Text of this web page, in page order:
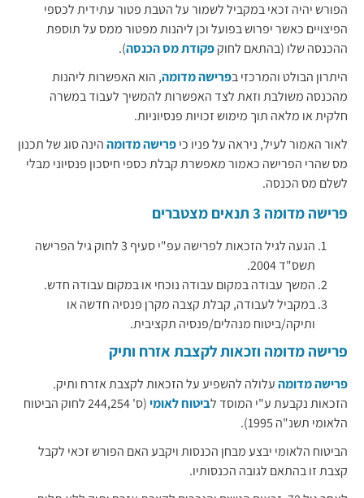
הפורש יהיה זכאי במקביל לשמור על הטבת פטור עתידית לכספי
הפיצויים כאשר יפרוש בפועל וכן ליהנות מפטור ממס על תוספת
ההכנסה שלו (בהתאם לחוקפקודת מס הכנסה).
היתרון הבולט והמרכזי בפרישה מדומה, הוא האפשרות ליהנות
מהכנסה משולבת וזאת לצד האפשרות להמשיך לעבוד במשרה
חלקית או מלאה תוך מימוש זכויות פנסיוניות.
לאור האמור לעיל, ניראה על פניו כיפרישה מדומההינה סוג של תכנון
מס שהרי הפרישה כאמור מאפשרת קבלת כספי חיסכון פנסיוני מבלי
לשלם מס הכנסה.
פרישה מדומה 3 תנאים מצטברים
הגעה לגיל הזכאות לפרישה עפ"י סעיף 3 לחוק גיל הפרישה
תשס"ד 2004.
המשך עבודה במקום עבודה נוכחי או במקום עבודה חדש.
במקביל לעבודה, קבלת קצבה מקרן פנסיה חדשה או
ותיקה/ביטוח מנהלים/פנסיה תקציבית.
פרישה מדומה וזכאות לקצבת אזרח ותיק
פרישה מדומהעלולה להשפיע על הזכאות לקצבת אזרח ותיק.
הזכאות נקבעת ע"י המוסד לביטוח לאומי
(ס' 244,254 לחוק הביטוח
הלאומי תשנ"ה 1995).
הביטוח הלאומי יבצע מבחן הכנסות ויקבע האם הפורש זכאי לקבל
קצבת זו בהתאם לגובה הכנסותיו.